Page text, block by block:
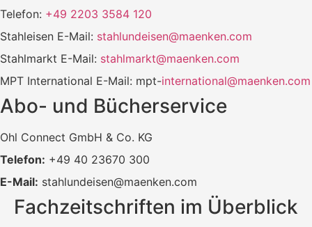
Telefon: +49 2203 3584 120
Stahleisen E-Mail: stahlundeisen@maenken.com
Stahlmarkt E-Mail: stahlmarkt@maenken.com
MPT International E-Mail: mpt-international@maenken.com
Abo- und Bücherservice
Ohl Connect GmbH & Co. KG
Telefon: +49 40 23670 300
E-Mail: stahlundeisen@maenken.com
Fachzeitschriften im Überblick